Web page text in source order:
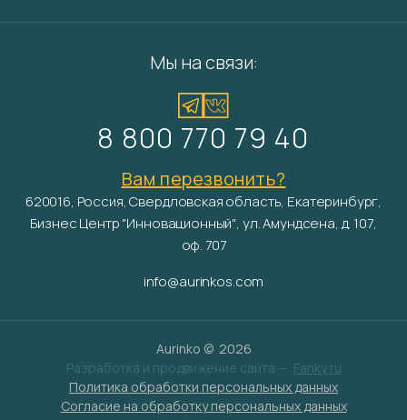
Мы на связи:
8 800 770 79 40
Вам перезвонить?
620016, Россия, Свердловская область, Екатеринбург,
Бизнес Центр "Инновационный", ул. Амундсена, д. 107,
оф. 707
info@aurinkos.com
Aurinko © 2026
Разработка и продвижение сайта — Fanky.ru
Политика обработки персональных данных
Согласие на обработку персональных данных